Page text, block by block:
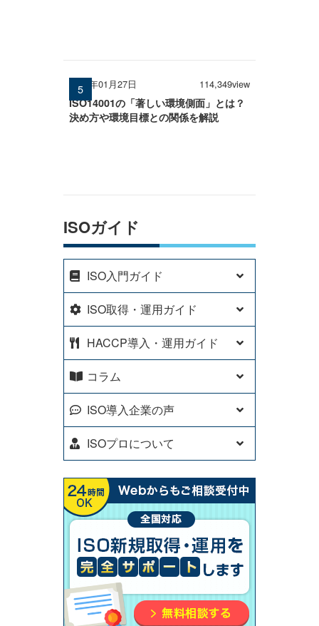
2025年01月27日 114,349view
ISO14001の「著しい環境側面」とは？
決め方や環境目標との関係を解説
ISOガイド
ISO入門ガイド
ISO取得・運用ガイド
HACCP導入・運用ガイド
コラム
ISO導入企業の声
ISOプロについて